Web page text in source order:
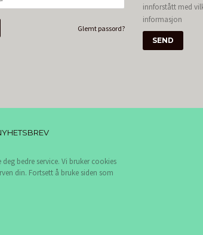
Glemt passord?
innforstått med
informasjon
bedre service. Vi bruker cookies
din. Fortsett å bruke siden som